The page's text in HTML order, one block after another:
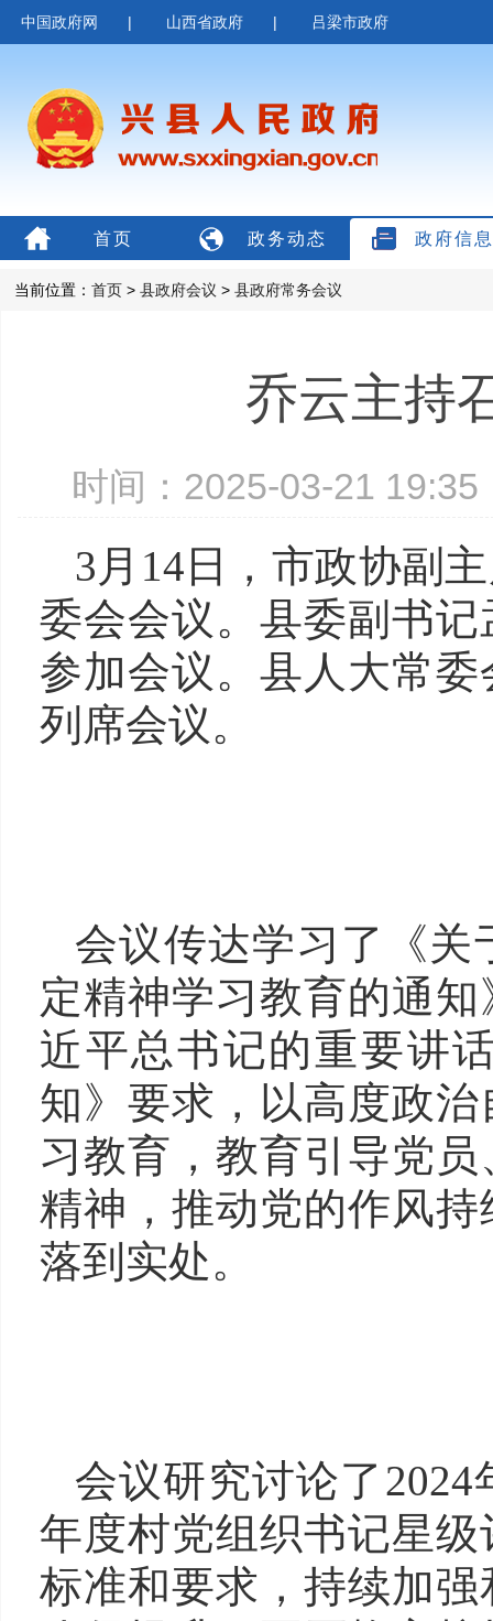
中国政府网 | 山西省政府 | 吕梁市政府
首页 政务动态 政府信
当前位置： 首页 > 县政府会议 > 县政府常务会议
乔云主持
时间：2025-03-21
3月14日，市政协副
委会会议。县委副书
参加会议。县人大常
列席会议。
会议传达学习了《关
定精神学习教育的通
近平总书记的重要讲
知》要求，以高度政
习教育，教育引导党
精神，推动党的作风
落到实处。
会议研究讨论了
年度村党组织书记星
标准和要求，持续加